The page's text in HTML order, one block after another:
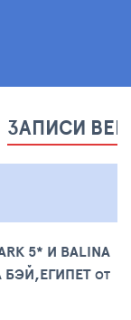
ЗАПИСИ
5* И BALINA
БЭЙ,ЕГИПЕТ ОТ